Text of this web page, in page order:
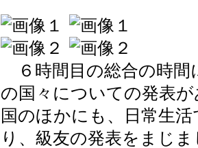
６時間目の総合の時間
の国々についての発表
国のほかにも、日常生
り、級友の発表をまじ